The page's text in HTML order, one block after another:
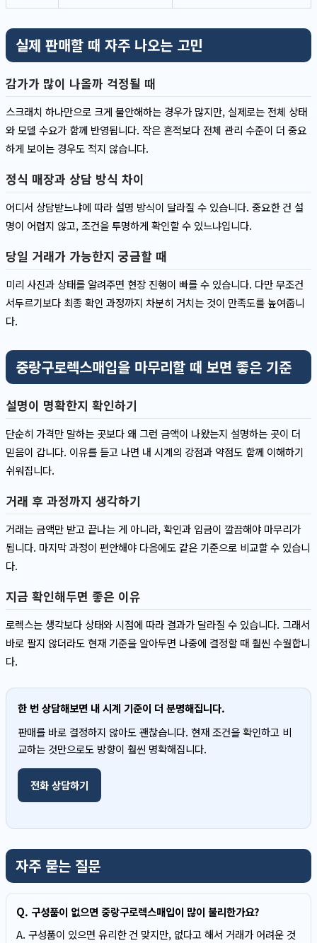
실제 판매할 때 자주 나오는 고민
감가가 많이 나올까 걱정될 때
스크래치 하나만으로 크게 불안해하는 경우가 많지만, 실제로는 전체 상태
와 모델 수요가 함께 반영됩니다. 작은 흔적보다 전체 관리 수준이 더 중요
하게 보이는 경우도 적지 않습니다.
정식 매장과 상담 방식 차이
어디서 상담받느냐에 따라 설명 방식이 달라질 수 있습니다. 중요한 건 설
명이 어렵지 않고, 조건을 투명하게 확인할 수 있느냐입니다.
당일 거래가 가능한지 궁금할 때
미리 사진과 상태를 알려주면 현장 진행이 빠를 수 있습니다. 다만 무조건
서두르기보다 최종 확인 과정까지 차분히 거치는 것이 만족도를 높여줍니
다.
중랑구로렉스매입을 마무리할 때 보면 좋은 기준
설명이 명확한지 확인하기
단순히 가격만 말하는 곳보다 왜 그런 금액이 나왔는지 설명하는 곳이 더
믿음이 갑니다. 이유를 듣고 나면 내 시계의 강점과 약점도 함께 이해하기
쉬워집니다.
거래 후 과정까지 생각하기
거래는 금액만 받고 끝나는 게 아니라, 확인과 입금이 깔끔해야 마무리가
됩니다. 마지막 과정이 편안해야 다음에도 같은 기준으로 비교할 수 있습니
다.
지금 확인해두면 좋은 이유
로렉스는 생각보다 상태와 시점에 따라 결과가 달라질 수 있습니다. 그래서
바로 팔지 않더라도 현재 기준을 알아두면 나중에 결정할 때 훨씬 수월합니
다.
한 번 상담해보면 내 시계 기준이 더 분명해집니다.
판매를 바로 결정하지 않아도 괜찮습니다. 현재 조건을 확인하고 비
교하는 것만으로도 방향이 훨씬 명확해집니다.
전화 상담하기
자주 묻는 질문
Q. 구성품이 없으면 중랑구로렉스매입이 많이 불리한가요?
A. 구성품이 있으면 유리한 건 맞지만, 없다고 해서 거래가 어려운 것